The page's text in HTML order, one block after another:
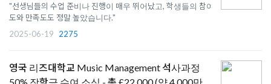
"선생님들의 수업 준비나 진행이 매우 뛰어났고, 학생들의 참여
도와 만족도도 정말 높았습니다."
2025-06-19
2275
영국 리즈대학교 Music Management 석사과정